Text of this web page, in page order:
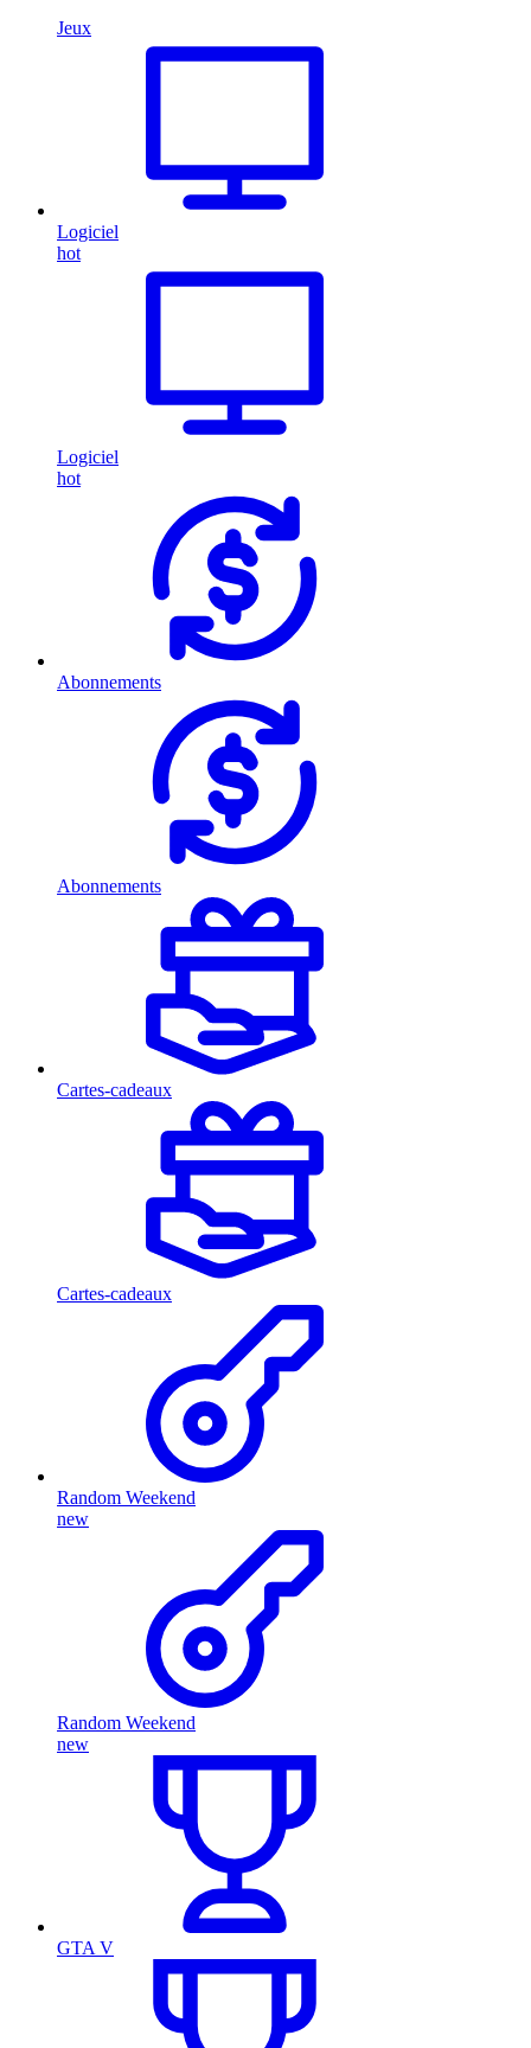
Jeux
Logiciel
hot
Logiciel
hot
Abonnements
Abonnements
Cartes-cadeaux
Cartes-cadeaux
Random Weekend
new
Random Weekend
new
GTA V